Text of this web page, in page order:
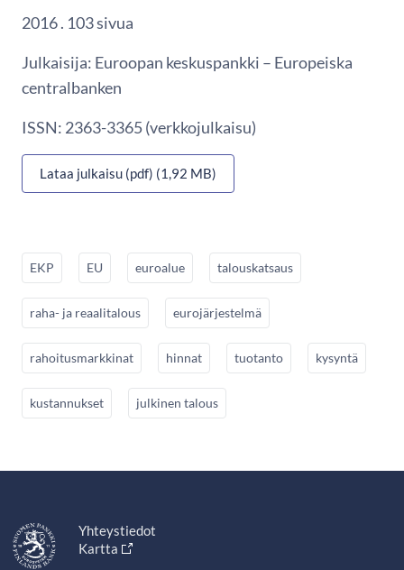
2016 . 103 sivua
Julkaisija: Euroopan keskuspankki – Europeiska
centralbanken
ISSN: 2363-3365 (verkkojulkaisu)
Lataa julkaisu (pdf) (1,92 MB)
EKP EU euroalue talouskatsaus
raha- ja reaalitalous eurojärjestelmä
rahoitusmarkkinat hinnat tuotanto kysyntä
kustannukset julkinen talous
Yhteystiedot
Kartta